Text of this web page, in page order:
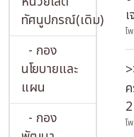
ทัศนูปกรณ์(เดิม)
- กอง
นโยบายและ
แผน
- กอง
โ
โ